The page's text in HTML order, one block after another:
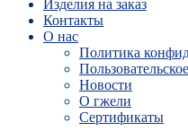
Изделия на заказ
Контакты
О нас
Политика
Новости
О гжели
Сертификаты